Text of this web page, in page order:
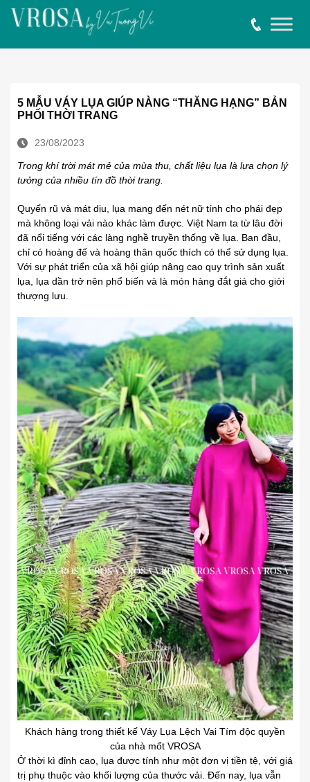
5 MẪU VÁY LỤA GIÚP NÀNG “THĂNG HẠNG” BẢN
PHỐI THỜI TRANG
23/08/2023
Trong khí trời mát mẻ của mùa thu, chất liệu lụa là lựa chọn lý
tưởng của nhiều tín đồ thời trang.
Quyến rũ và mát dịu, lụa mang đến nét nữ tính cho phái đẹp
mà không loại vải nào khác làm được. Việt Nam ta từ lâu đời
đã nổi tiếng với các làng nghề truyền thống về lụa. Ban đầu,
chỉ có hoàng đế và hoàng thân quốc thích có thể sử dụng lụa.
Với sự phát triển của xã hội giúp nâng cao quy trình sản xuất
lụa, lụa dần trở nên phổ biến và là món hàng đắt giá cho giới
thượng lưu.
Khách hàng trong thiết kế Váy Lụa Lệch Vai Tím độc quyền
của nhà mốt VROSA
Ở thời kì đỉnh cao, lụa được tính như một đơn vị tiền tệ, với giá
trị phụ thuộc vào khối lượng của thước vải. Đến nay, lụa vẫn